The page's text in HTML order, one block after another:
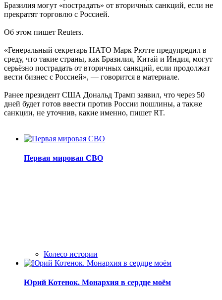
Бразилия могут «пострадать» от вторичных санкций, если не
прекратят торговлю с Россией.
Об этом пишет Reuters.
«Генеральный секретарь НАТО Марк Рютте предупредил в
среду, что такие страны, как Бразилия, Китай и Индия, могут
серьёзно пострадать от вторичных санкций, если продолжат
вести бизнес с Россией», — говорится в материале.
Ранее президент США Дональд Трамп заявил, что через 50
дней будет готов ввести против России пошлины, а также
санкции, не уточнив, какие именно, пишет RT.
Первая мировая СВО
Колесо истории
Юрий Котенок. Монархия в сердце моём